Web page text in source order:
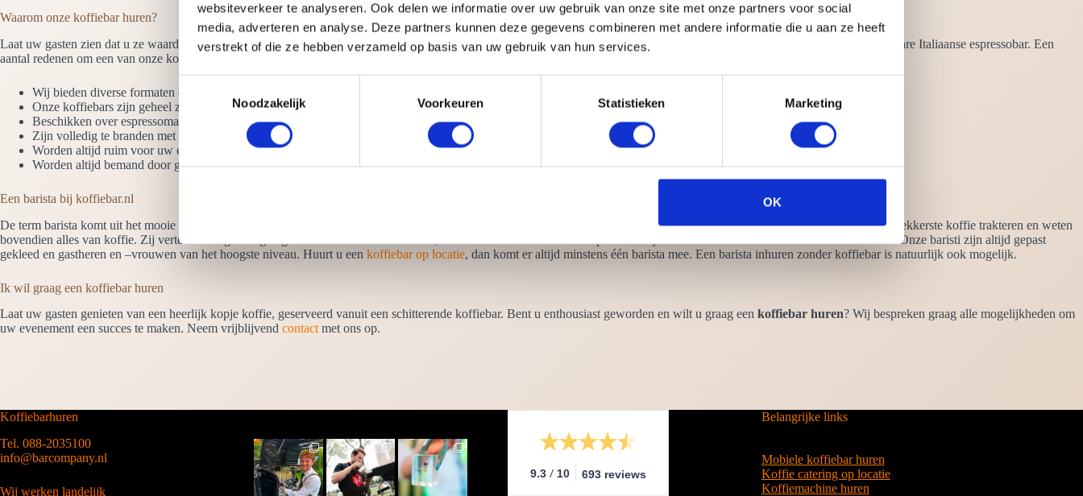
websiteverkeer te analyseren. Ook delen we informatie over uw gebruik van onze site met onze partners voor social
media, adverteren en analyse. Deze partners kunnen deze gegevens combineren met andere informatie die u aan ze heeft
verstrekt of die ze hebben verzameld op basis van uw gebruik van hun services.
o
e
t
i
n
s
e
t
Noodzakelijk Voorkeuren Statistieken Marketing
OK
Waarom onze koffiebar huren?
Laat uw gasten zien dat u ze waardeert. Door eenkoffiebartehurentoont u aan dat u het belangrijk vindt om uw gasten te voorzien van kwalitatief goede koffie, zoals in een ware Italiaanse espressobar. Een
aantal redenen om een van onze koffiebars te huren:
Wij bieden diverse formaten en stijlen koffiebars
Onze koffiebars zijn geheel zelfvoorzienend. Wij hebben alleen stroom nodig
Beschikken over espressomachines en molens van de hoogste kwaliteit
Zijn volledig te branden met uw logo en/of boodschap
Worden altijd ruim voor uw evenement opgebouwd
Worden altijd bemand door gecertificeerde en gastvrije barista’s
Een barista bij koffiebar.nl
De term barista komt uit het mooie Italië, de letterlijke vertaling is barman (of –vrouw). Onze baristi zijn veel meer dan barman of koffieschenker. Ze zullen uw gasten op de allerlekkerste koffie trakteren en weten
bovendien alles van koffie. Zij vertellen uw gasten graag over de herkomst van bonen, diverse schenktechnieken en op welke wijze de smaak van koffiebonen te beïnvloeden is. Onze baristi zijn altijd gepast
gekleed en gastheren en –vrouwen van het hoogste niveau. Huurt u een koffiebar op locatie, dan komt er altijd minstens één barista mee. Een barista inhuren zonder koffiebar is natuurlijk ook mogelijk.
Ik wil graag een koffiebar huren
Laat uw gasten genieten van een heerlijk kopje koffie, geserveerd vanuit een schitterende koffiebar. Bent u enthousiast geworden en wilt u graag een koffiebar huren? Wij bespreken graag alle mogelijkheden om
uw evenement een succes te maken. Neem vrijblijvend contact met ons op.
Koffiebarhuren
Tel. 088-2035100
info@barcompany.nl
Wij werken landelijk
9.3 / 10 693 reviews
Belangrijke links
Mobiele koffiebar huren
Koffie catering op locatie
Koffiemachine huren